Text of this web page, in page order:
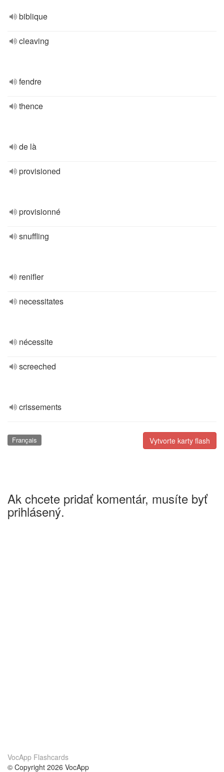
biblique
cleaving
fendre
thence
de là
provisioned
provisionné
snuffling
renifler
necessitates
nécessite
screeched
crissements
Vytvorte karty flash
Français
Ak chcete pridať komentár, musíte byť
prihlásený.
VocApp Flashcards
© Copyright 2026 VocApp